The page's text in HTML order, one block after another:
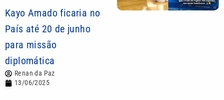
Kayo Amado ficaria no
País até 20 de junho
para missão
diplomática
Renan da Paz
13/06/2025